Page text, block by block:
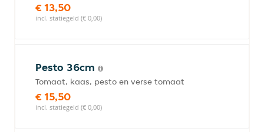
€ 13,50
incl. statiegeld (€ 0,00)
Pesto 36cm
Tomaat, kaas, pesto en verse tomaat
€ 15,50
incl. statiegeld (€ 0,00)